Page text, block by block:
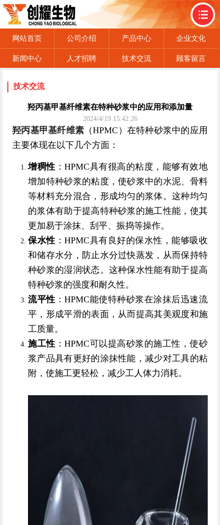
网站首页 公司介绍 产品中心 企业文化
新闻中心 人才招聘 技术交流 顾客留言
技术交流
羟丙基甲基纤维素在特种砂浆中的应用和添加量
2024/4/19 15:42:26
羟丙基甲基纤维素 （HPMC）在特种砂浆中的应用
主要体现在以下几个方面：
增稠性 ：HPMC具有很高的粘度，能够有效地
增加特种砂浆的粘度，使砂浆中的水泥、骨料
等材料充分混合，形成均匀的浆体。这种均匀
的浆体有助于提高特种砂浆的施工性能，使其
更加易于涂抹、刮平、振捣等操作。
保水性 ：HPMC具有良好的保水性，能够吸收
和储存水分，防止水分过快蒸发，从而保持特
种砂浆的湿润状态。这种保水性能有助于提高
特种砂浆的强度和耐久性。
流平性 ：HPMC能使特种砂浆在涂抹后迅速流
平，形成平滑的表面，从而提高其美观度和施
工质量。
施工性 ：HPMC可以提高砂浆的施工性，使砂
浆产品具有更好的涂抹性能，减少对工具的粘
附，使施工更轻松，减少工人体力消耗。